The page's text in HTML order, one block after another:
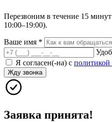
Перезвоним в течение 15
10:00–19:00).
Ваше имя *
Я согласен(-на) с политикой
Жду звонка
Заявка принята!